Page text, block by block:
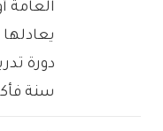
العامة
يعادلها
دورة
سنة